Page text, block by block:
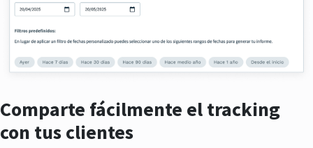
Comparte fácilmente el tracking
con tus clientes